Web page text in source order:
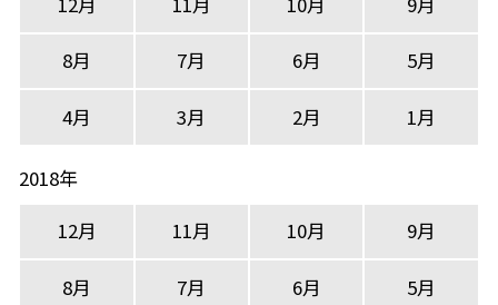
8月 7月 6月 5月
4月 3月 2月 1月
2018年
12月
11月 10月 9月
8月 7月 6月 5月